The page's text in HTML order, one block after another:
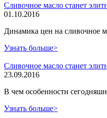
Сливочное масло станет
01.10.2016
Динамика цен на сливочное
Узнать больше>
Сливочное масло станет
23.09.2016
В чем особенности
Узнать больше>